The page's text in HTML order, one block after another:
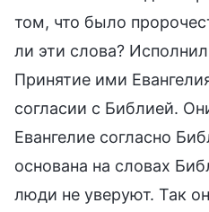
том, что было
ли эти слова?
Принятие ими
согласии с Библией.
Евангелие согласно
основана на словах
люди не уверуют. Так